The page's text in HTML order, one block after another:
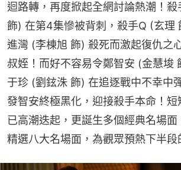
迴路轉，再度掀起全網討論熱潮！
飾) 在第4集慘被背刺，殺手Q (玄理
進灣 (李棟旭 飾) 殺死而激起復仇之
叔姪！而好不容易令鄭智安 (金慧埈
于珍 (劉鉉洙 飾) 在追逐戰中不幸中
發智安終極黑化，迎接殺手本命！
已高潮迭起，更誕生多個經典名場
精選八大名場面，為觀眾預熱下半段